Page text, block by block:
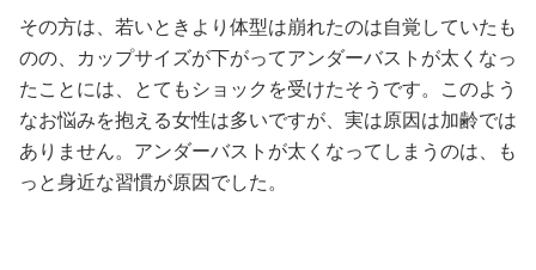
ゲーム
その方は、若いときより体型は崩れたのは自覚していたも
のの、カップサイズが下がってアンダーバストが太くなっ
たことには、とてもショックを受けたそうです。このよう
なお悩みを抱える女性は多いですが、実は原因は加齢では
ありません。アンダーバストが太くなってしまうのは、も
っと身近な習慣が原因でした。